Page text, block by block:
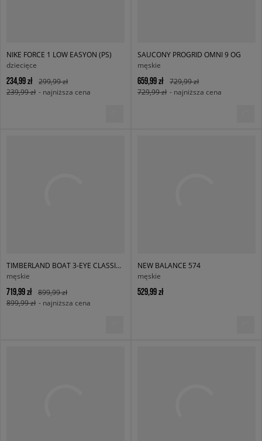
NIKE FORCE 1 LOW EASYON (PS)
dziecięce
234,99 zł
299,99 zł
239,99 zł - najniższa cena
SAUCONY PROGRID OMNI 9 OG
męskie
659,99 zł
729,99 zł
729,99 zł - najniższa cena
TIMBERLAND BOAT 3-EYE CLASSIC LUG
męskie
719,99 zł
899,99 zł
899,99 zł - najniższa cena
NEW BALANCE 574
męskie
529,99 zł